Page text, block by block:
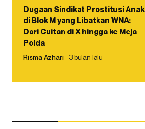
Dugaan Sindikat Prostitusi Anak
di Blok M yang Libatkan WNA:
Dari Cuitan di X hingga ke Meja
Polda
Risma Azhari 3 bulan lalu